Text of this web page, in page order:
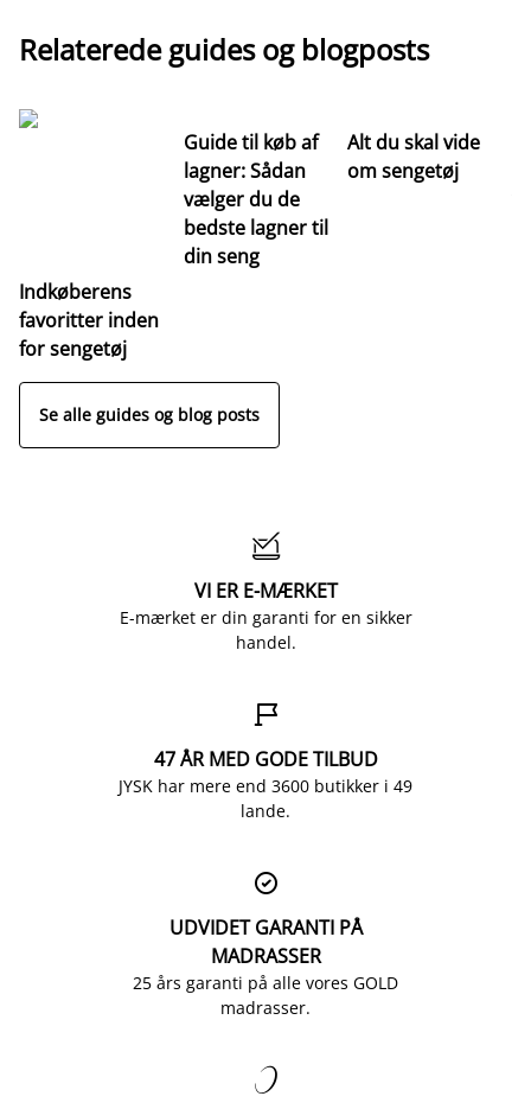
Relaterede guides og blogposts
Indkøberens
favoritter inden
for sengetøj
Guide til køb af
lagner: Sådan
vælger du de
bedste lagner til
din seng
Alt du skal vide
om sengetøj
Se alle guides og blog posts

VI ER E-MÆRKET
E-mærket er din garanti for en sikker
handel.

47 ÅR MED GODE TILBUD
JYSK har mere end 3600 butikker i 49
lande.

UDVIDET GARANTI PÅ
MADRASSER
25 års garanti på alle vores GOLD
madrasser.
